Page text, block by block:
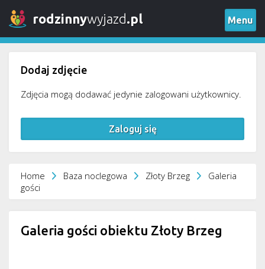
rodzinnywyjazd.pl Menu
Dodaj zdjęcie
Zdjęcia mogą dodawać jedynie zalogowani użytkownicy.
Zaloguj się
Home Baza noclegowa Złoty Brzeg
Galeria
gości
Galeria gości obiektu Złoty Brzeg